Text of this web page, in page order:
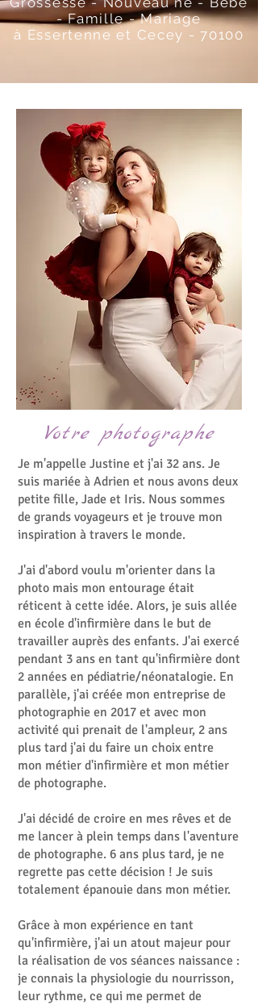
- Famille - Mariage
à Essertenne et Cecey - 70100
Votre photographe
Je m'appelle Justine et j'ai 32 ans. Je
suis mariée à Adrien et nous avons deux
petite fille, Jade et Iris. Nous sommes
de grands voyageurs et je trouve mon
inspiration à travers le monde.
J'ai d'abord voulu m'orienter dans la
photo mais mon entourage était
réticent à cette idée. Alors, je suis allée
en école d'infirmière dans le but de
travailler auprès des enfants. J'ai exercé
pendant 3 ans en tant qu'infirmière dont
2 années en pédiatrie/néonatalogie. En
parallèle, j'ai créée mon entreprise de
photographie en 2017 et avec mon
activité qui prenait de l'ampleur, 2 ans
plus tard j'ai du faire un choix entre
mon métier d'infirmière et mon métier
de photographe.
J'ai décidé de croire en mes rêves et de
me lancer à plein temps dans l'aventure
de photographe. 6 ans plus tard, je ne
regrette pas cette décision ! Je suis
totalement épanouie dans mon métier.
Grâce à mon expérience en tant
qu'infirmière, j'ai un atout majeur pour
la réalisation de vos séances naissance :
je connais la physiologie du nourrisson,
leur rythme, ce qui me permet de